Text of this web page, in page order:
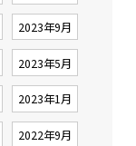
2023年9月
2023年5月
2023年1月
2022年9月